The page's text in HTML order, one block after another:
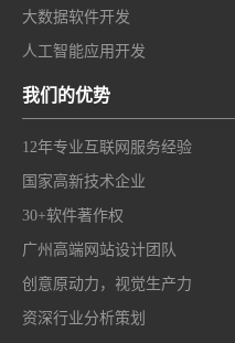
大数据软件开发
人工智能应用开发
我们的优势
12年专业互联网服务经验
国家高新技术企业
30+软件著作权
广州高端网站设计团队
创意原动力，视觉生产力
资深行业分析策划